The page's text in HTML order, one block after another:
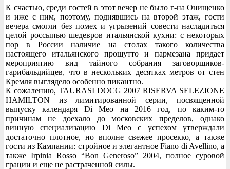
К счастью, среди гостей в этот вечер не было г-на Онищенко
и иже с ним, поэтому, поднявшись на второй этаж, гости
вечера смогли без помех и угрызений совести насладиться
целой россыпью шедевров итальянской кухни: с некоторых
пор в России наличие на столах такого количества
настоящего итальянского прошутто и пармезана придает
мероприятию вид тайного собрания заговорщиков-
гарибальдийцев, что в нескольких десятках метров от стен
Кремля выглядело особенно пикантно.
К сожалению, TAURASI DOCG 2007 RISERVA SELEZIONE
HAMILTON из лимитированной серии, посвященной
выпуску календаря Di Meo на 2016 год, по каким-то
причинам не доехало до московских пределов, однако
винную специализацию Di Meo с успехом утверждали
достаточно плотное, но вполне свежее просекко, а также
гости из Кампании: стройное и элегантное Fiano di Avellino, а
также Irpinia Rosso “Bon Generoso” 2004, полное суровой
грации и еще не растраченной силы.